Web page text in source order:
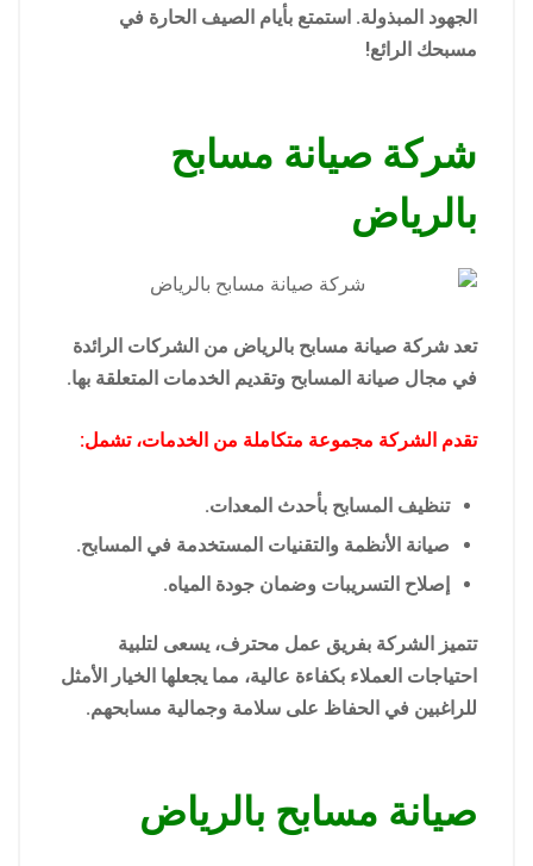
الجهود المبذولة. استمتع بأيام الصيف الحارة في
مسبحك الرائع!
شركة صيانة مسابح
بالرياض
تعد شركة صيانة مسابح بالرياض من الشركات الرائدة
في مجال صيانة المسابح وتقديم الخدمات المتعلقة بها.
تقدم الشركة مجموعة متكاملة من الخدمات، تشمل:
تنظيف المسابح بأحدث المعدات.
صيانة الأنظمة والتقنيات المستخدمة في المسابح.
إصلاح التسريبات وضمان جودة المياه.
تتميز الشركة بفريق عمل محترف، يسعى لتلبية
احتياجات العملاء بكفاءة عالية، مما يجعلها الخيار الأمثل
للراغبين في الحفاظ على سلامة وجمالية مسابحهم.
صيانة مسابح بالرياض